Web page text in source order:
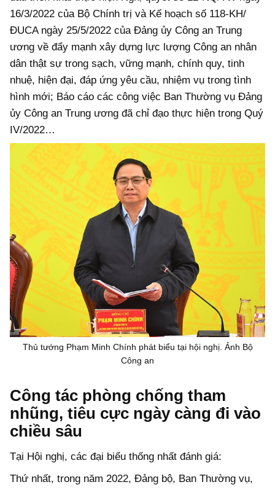
16/3/2022 của Bộ Chính trị và Kế hoạch số 118-KH/
ĐUCA ngày 25/5/2022 của Đảng ủy Công an Trung
ương về đẩy mạnh xây dựng lực lượng Công an nhân
dân thật sự trong sạch, vững mạnh, chính quy, tinh
nhuệ, hiện đại, đáp ứng yêu cầu, nhiệm vụ trong tình
hình mới; Báo cáo các công việc Ban Thường vụ Đảng
ủy Công an Trung ương đã chỉ đạo thực hiện trong Quý
IV/2022…
Thủ tướng Phạm Minh Chính phát biểu tại hội nghị. Ảnh Bộ
Công an
Công tác phòng chống tham
nhũng, tiêu cực ngày càng đi vào
chiều sâu
Tại Hội nghị, các đại biểu thống nhất đánh giá:
Thứ nhất, trong năm 2022, Đảng bộ, Ban Thường vụ,